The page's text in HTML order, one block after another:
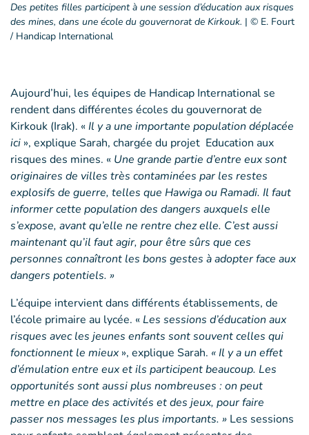
Des petites filles participent à une session d’éducation aux risques
des mines, dans une école du gouvernorat de Kirkouk. | © E. Fourt
/ Handicap International
Aujourd’hui, les équipes de Handicap International se
rendent dans différentes écoles du gouvernorat de
Kirkouk (Irak). « Il y a une importante population déplacée
ici », explique Sarah, chargée du projet Education aux
risques des mines. « Une grande partie d’entre eux sont
originaires de villes très contaminées par les restes
explosifs de guerre, telles que Hawiga ou Ramadi. Il faut
informer cette population des dangers auxquels elle
s’expose, avant qu’elle ne rentre chez elle. C’est aussi
maintenant qu’il faut agir, pour être sûrs que ces
personnes connaîtront les bons gestes à adopter face aux
dangers potentiels. »
L’équipe intervient dans différents établissements, de
l’école primaire au lycée. « Les sessions d’éducation aux
risques avec les jeunes enfants sont souvent celles qui
fonctionnent le mieux », explique Sarah. « Il y a un effet
d’émulation entre eux et ils participent beaucoup. Les
opportunités sont aussi plus nombreuses : on peut
mettre en place des activités et des jeux, pour faire
passer nos messages les plus importants. » Les sessions